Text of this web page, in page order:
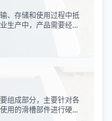
、存储和使用过程中抵
生产中，产品需要经历
导致产品结构松动、零
组成部分，主要针对各
用的滑槽部件进行硬度